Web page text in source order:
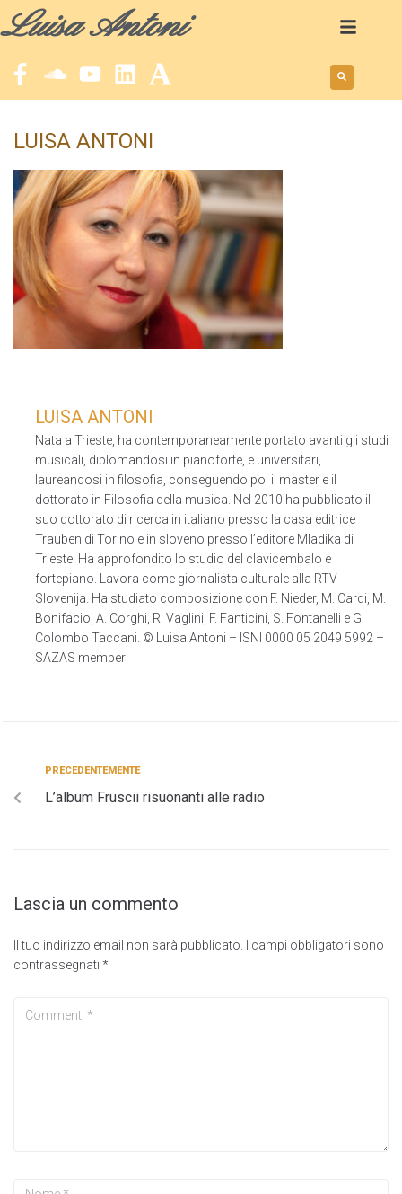
Luisa Antoni
LUISA ANTONI
LUISA ANTONI
Nata a Trieste, ha contemporaneamente portato avanti gli studi
musicali, diplomandosi in pianoforte, e universitari,
laureandosi in filosofia, conseguendo poi il master e il
dottorato in Filosofia della musica. Nel 2010 ha pubblicato il
suo dottorato di ricerca in italiano presso la casa editrice
Trauben di Torino e in sloveno presso l’editore Mladika di
Trieste. Ha approfondito lo studio del clavicembalo e
fortepiano. Lavora come giornalista culturale alla RTV
Slovenija. Ha studiato composizione con F. Nieder, M. Cardi, M.
Bonifacio, A. Corghi, R. Vaglini, F. Fanticini, S. Fontanelli e G.
Colombo Taccani. © Luisa Antoni – ISNI 0000 05 2049 5992 –
SAZAS member
PRECEDENTEMENTE
L’album Fruscii risuonanti alle radio
Lascia un commento
Il tuo indirizzo email non sarà pubblicato.
I campi obbligatori sono
contrassegnati *